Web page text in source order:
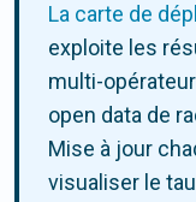
La carte de
exploite les
multi-
open data de
Mise à jour
visualiser le